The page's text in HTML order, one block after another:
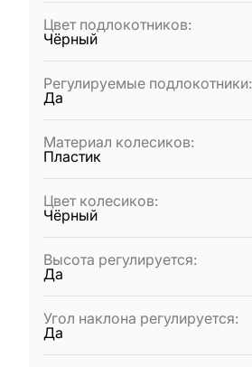
Цвет подлокотников:
Чёрный
Регулируемые подлокотники:
Да
Материал колесиков:
Пластик
Цвет колесиков:
Чёрный
Высота регулируется:
Да
Угол наклона регулируется:
Да